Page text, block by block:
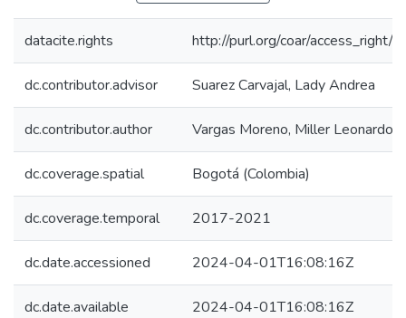
datacite.rights http://purl.org/coar/access_right/
dc.contributor.advisor Suarez Carvajal, Lady Andrea
dc.contributor.author Vargas Moreno, Miller Leonardo
dc.coverage.spatial Bogotá (Colombia)
dc.coverage.temporal 2017-2021
dc.date.accessioned 2024-04-01T16:08:16Z
dc.date.available 2024-04-01T16:08:16Z